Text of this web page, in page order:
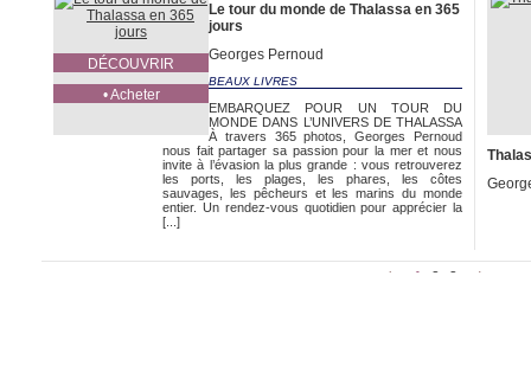
DÉCOUVRIR
• Acheter
Le tour du monde de Thalassa en 365
jours
Georges Pernoud
BEAUX LIVRES
EMBARQUEZ POUR UN TOUR DU
MONDE DANS L’UNIVERS DE THALASSA
À travers 365 photos, Georges Pernoud
nous fait partager sa passion pour la mer et nous
invite à l’évasion la plus grande : vous retrouverez
les ports, les plages, les phares, les côtes
sauvages, les pêcheurs et les marins du monde
entier. Un rendez-vous quotidien pour apprécier la
[...]
1 2 3